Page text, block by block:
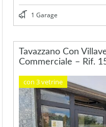
1 Garage
Tavazzano Con
Commerciale – Rif.
con 3 vetrine